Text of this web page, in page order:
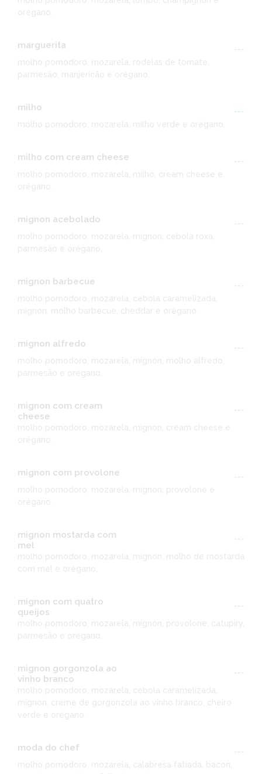
marguerita
---
parmesão, manjericão e orégano.
milho
---
milho com cream cheese
---
molho pomodoro, mozarela, milho, cream cheese e
mignon acebolado
---
molho pomodoro, mozarela, mignon, cebola roxa,
mignon barbecue
---
molho pomodoro, mozarela, cebola caramelizada,
mignon, molho barbecue, cheddar e orégano.
mignon alfredo
---
mignon com cream
cheese
---
molho pomodoro, mozarela, mignon, cream cheese e
mignon com provolone
---
mignon mostarda com
mel
---
com mel e orégano.
mignon com quatro
queijos
---
molho pomodoro, mozarela, mignon, provolone, catupiry,
mignon gorgonzola ao
vinho branco
---
molho pomodoro, mozarela, cebola caramelizada,
mignon, creme de gorgonzola ao vinho branco, cheiro
moda do chef
---
molho pomodoro, mozarela, calabresa fatiada, bacon,